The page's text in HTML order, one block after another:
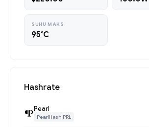
SUHU MAKS
95°C
Hashrate
Pearl
PearlHash PRL